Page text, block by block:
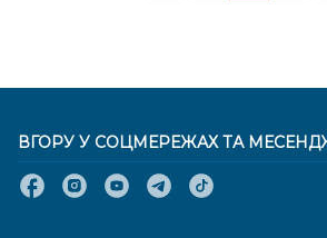
ВГОРУ У СОЦМЕРЕЖАХ ТА